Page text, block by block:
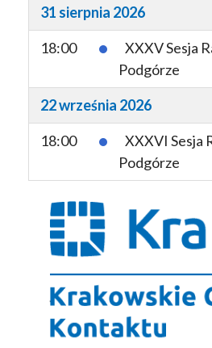
31 sierpnia 2026
18:00
XXXV Sesja
Podgórze
22 września 2026
18:00
XXXVI Sesja
Podgórze